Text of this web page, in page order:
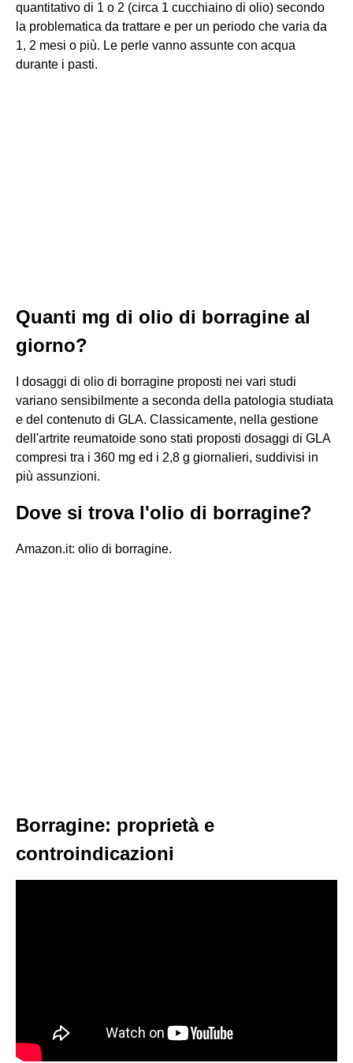
quantitativo di 1 o 2 (circa 1 cucchiaino di olio) secondo
la problematica da trattare e per un periodo che varia da
1, 2 mesi o più. Le perle vanno assunte con acqua
durante i pasti.
Quanti mg di olio di borragine al
giorno?
I dosaggi di olio di borragine proposti nei vari studi
variano sensibilmente a seconda della patologia studiata
e del contenuto di GLA. Classicamente, nella gestione
dell'artrite reumatoide sono stati proposti dosaggi di GLA
compresi tra i 360 mg ed i 2,8 g giornalieri, suddivisi in
più assunzioni.
Dove si trova l'olio di borragine?
Amazon.it: olio di borragine.
Borragine: proprietà e
controindicazioni